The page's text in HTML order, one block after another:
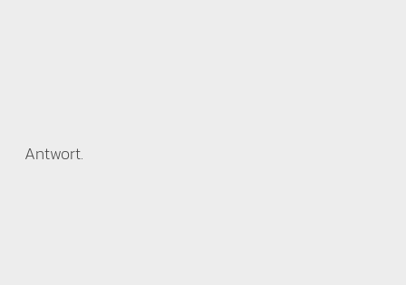
Antwort.